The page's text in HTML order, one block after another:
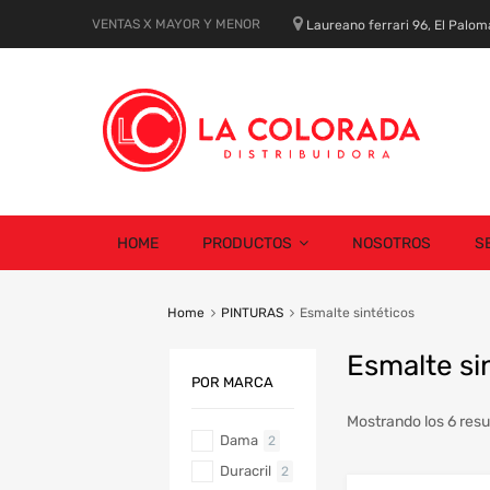
VENTAS X MAYOR Y MENOR Laureano ferrari 96, El
content
HOME PRODUCTOS NOSOTROS
Home PINTURAS Esmalte sintéticos
Esmalte
Mostrando los 6
POR MARCA
Dama 2
Duracril 2